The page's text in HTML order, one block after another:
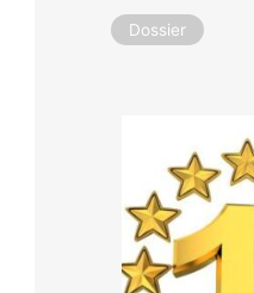
Dossier